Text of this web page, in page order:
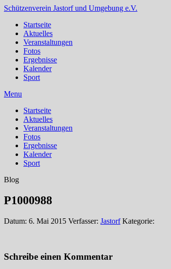
Schützenverein Jastorf und Umgebung e.V.
Startseite
Aktuelles
Veranstaltungen
Fotos
Ergebnisse
Kalender
Sport
Menu
Startseite
Aktuelles
Veranstaltungen
Fotos
Ergebnisse
Kalender
Sport
Blog
P1000988
Datum: 6. Mai 2015 Verfasser: Jastorf Kategorie:
Schreibe einen Kommentar